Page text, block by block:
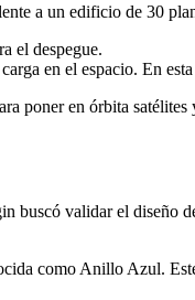
a un edificio de 30
el despegue.
en el espacio. En
en órbita
validar el diseño
como Anillo Azul.